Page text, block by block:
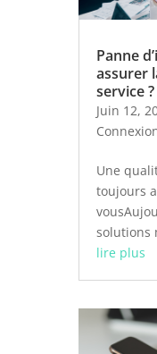
Panne
assurer
service ?
Juin 12,
Une
toujours
solutions
lire plus